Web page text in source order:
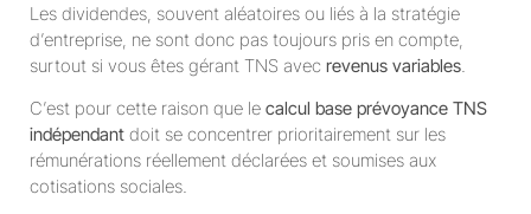
Les dividendes, souvent aléatoires ou liés à la stratégie
d’entreprise, ne sont donc pas toujours pris en compte,
surtout si vous êtes gérant TNS avec revenus variables.
C’est pour cette raison que le calcul base prévoyance TNS
indépendant doit se concentrer prioritairement sur les
rémunérations réellement déclarées et soumises aux
cotisations sociales.